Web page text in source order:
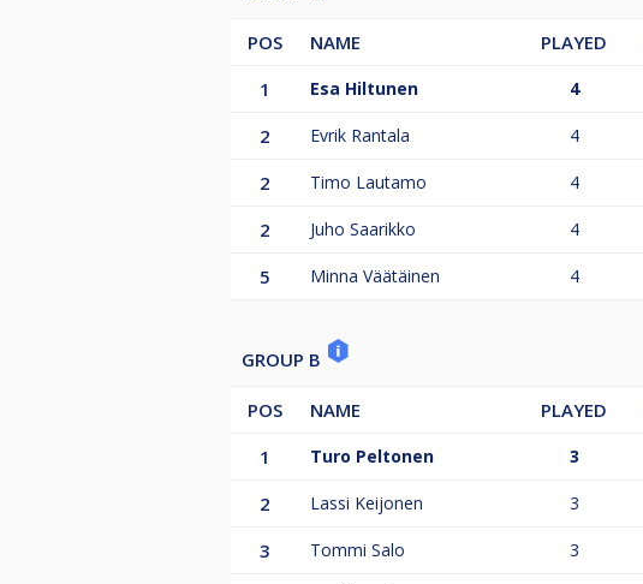
POS NAME PLAYED
1
Esa Hiltunen 4
2 Evrik Rantala 4
2 Timo Lautamo 4
2 Juho Saarikko 4
5 Minna Väätäinen 4
GROUP B
POS NAME PLAYED
1
Turo Peltonen 3
2 Lassi Keijonen 3
3 Tommi Salo 3